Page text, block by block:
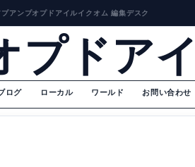
プアンプオプドアイルイクオム 編集デスク
プドア
ログ ローカル ワールド お問い合わせ